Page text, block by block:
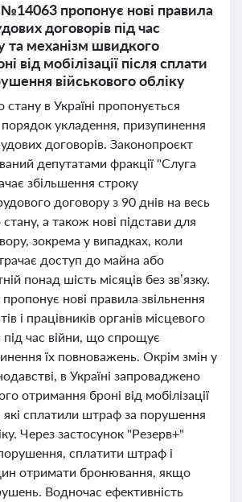
пропонує нові правила
договорів під час
та механізм швидкого
від мобілізації після сплати
військового обліку
стану в Україні пропонується
порядок укладення, призупинення
договорів. Законопроєкт
депутатами фракції "Слуга
збільшення строку
договору з 90 днів на весь
а також нові підстави для
зокрема у випадках, коли
доступ до майна або
понад шість місяців без зв’язку.
нові правила звільнення
і працівників органів місцевого
час війни, що спрощує
їх повноважень. Окрім змін у
в Україні запроваджено
отримання броні від мобілізації
які сплатили штраф за порушення
Через застосунок "Резерв+"
сплатити штраф і
отримати бронювання, якщо
Водночас ефективність